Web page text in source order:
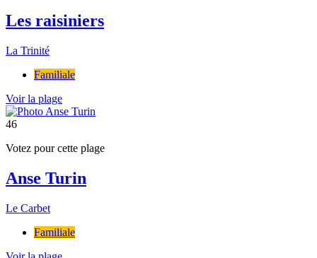
Les raisiniers
La Trinité
Familiale
Voir la plage
46
Votez pour cette plage
Anse Turin
Le Carbet
Familiale